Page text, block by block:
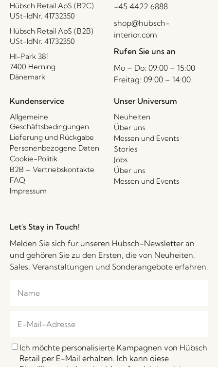
Hübsch Retail ApS (B2C)
USt-IdNr. 41732350
Hübsch Retail ApS (B2B)
USt-IdNr. 41732350
HI-Park 381
7400 Herning
Dänemark
+45 4422 6888
shop@hubsch-
interior.com
Rufen Sie uns an
Mo – Do: 09:00 – 15:00
Freitag: 09:00 – 14:00
Kundenservice
Allgemeine
Geschäftsbedingungen
Lieferung und Rückgabe
Personenbezogene Daten
Cookie-Politik
B2B – Vertriebskontakte
FAQ
Impressum
Unser Universum
Neuheiten
Über uns
Messen und Events
Stories
Jobs
Über uns
Messen und Events
Let's Stay in Touch!
Melden Sie sich für unseren Hübsch-Newsletter an
und gehören Sie zu den Ersten, die von Neuheiten,
Sales, Veranstaltungen und Sonderangebote erfahren.
Ich möchte personalisierte Kampagnen von Hübsch
Retail per E-Mail erhalten. Ich kann diese